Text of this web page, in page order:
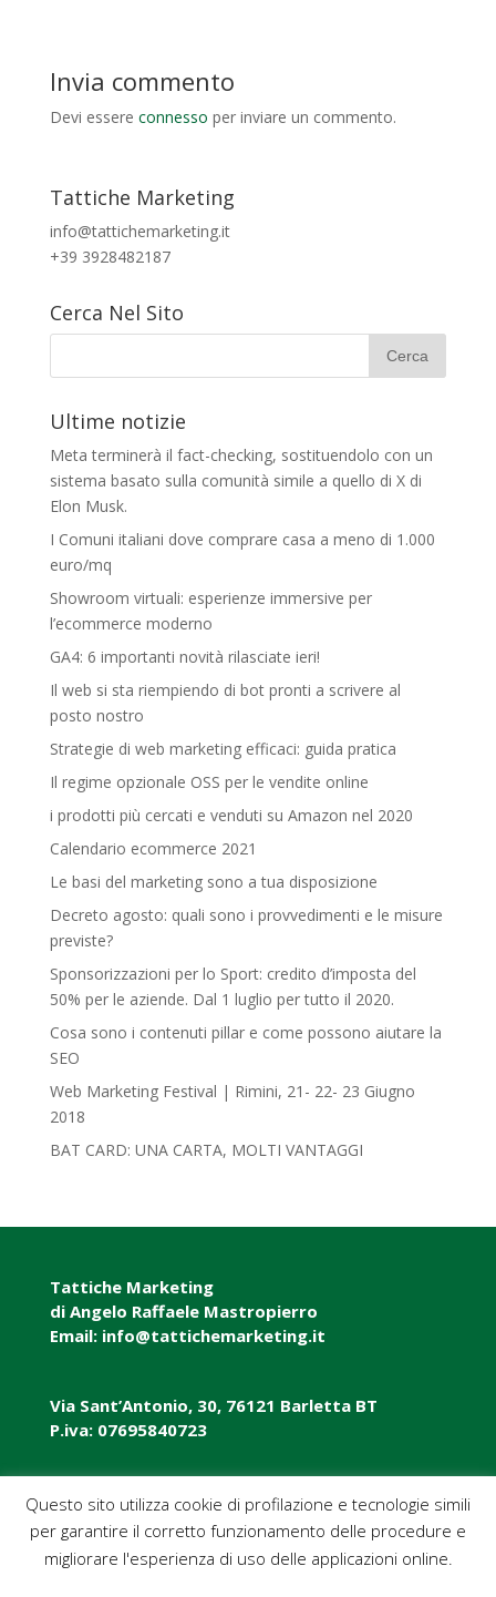
Invia commento
Devi essere connesso per inviare un commento.
Tattiche Marketing
info@tattichemarketing.it
+39 3928482187
Cerca Nel Sito
Ultime notizie
Meta terminerà il fact-checking, sostituendolo con un
sistema basato sulla comunità simile a quello di X di
Elon Musk.
I Comuni italiani dove comprare casa a meno di 1.000
euro/mq
Showroom virtuali: esperienze immersive per
l’ecommerce moderno
GA4: 6 importanti novità rilasciate ieri!
Il web si sta riempiendo di bot pronti a scrivere al
posto nostro
Strategie di web marketing efficaci: guida pratica
Il regime opzionale OSS per le vendite online
i prodotti più cercati e venduti su Amazon nel 2020
Calendario ecommerce 2021
Le basi del marketing sono a tua disposizione
Decreto agosto: quali sono i provvedimenti e le misure
previste?
Sponsorizzazioni per lo Sport: credito d’imposta del
50% per le aziende. Dal 1 luglio per tutto il 2020.
Cosa sono i contenuti pillar e come possono aiutare la
SEO
Web Marketing Festival | Rimini, 21- 22- 23 Giugno
2018‎
BAT CARD: UNA CARTA, MOLTI VANTAGGI
Tattiche Marketing
di Angelo Raffaele Mastropierro
Email: info@tattichemarketing.it
Via Sant’Antonio, 30, 76121 Barletta BT
P.iva: 07695840723
P.iva: 07695840723
Pec: tattichemarketing@pec.it
Questo sito utilizza cookie di profilazione e tecnologie simili
per garantire il corretto funzionamento delle procedure e
migliorare l'esperienza di uso delle applicazioni online.